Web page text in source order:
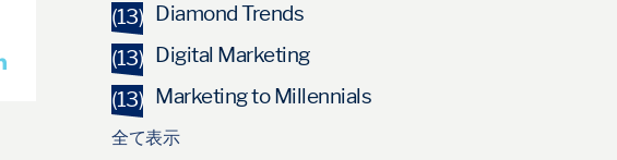
Diamond Trends
(13)
Digital Marketing
(13)
Marketing to Millennials
(13)
全て表示